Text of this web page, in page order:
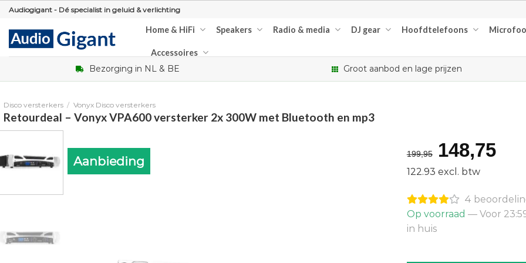
Skip
content
Audiogigant - Dé specialist in geluid & verlichting
Home & HiFi Speakers Radio & media DJ gear Hoofdtelefoons
Accessoires
Bezorging in NL & BE Groot aanbod en lage prijzen
Disco versterkers / Vonyx Disco versterkers
Retourdeal – Vonyx VPA600 versterker 2x 300W met Bluetooth en mp3
Aanbieding 199,95
prijs
was:
€199,95.
148,75
122.93 excl. btw
4
Op voorraad — Voor
in huis